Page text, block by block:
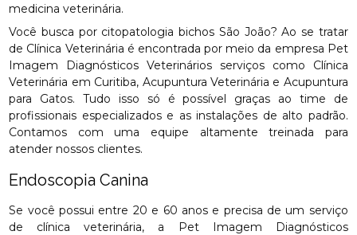
medicina veterinária.
Você busca por citopatologia bichos São João? Ao se tratar
de Clínica Veterinária é encontrada por meio da empresa Pet
Imagem Diagnósticos Veterinários serviços como Clínica
Veterinária em Curitiba, Acupuntura Veterinária e Acupuntura
para Gatos. Tudo isso só é possível graças ao time de
profissionais especializados e as instalações de alto padrão.
Contamos com uma equipe altamente treinada para
atender nossos clientes.
Endoscopia Canina
Se você possui entre 20 e 60 anos e precisa de um serviço
de clínica veterinária, a Pet Imagem Diagnósticos